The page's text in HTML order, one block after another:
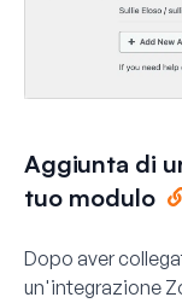
Aggiunta di
tuo modulo
Dopo aver
un'integrazione